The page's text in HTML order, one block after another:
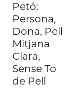
Petó:
Persona,
Dona, Pell
Mitjana
Clara,
Sense To
de Pell